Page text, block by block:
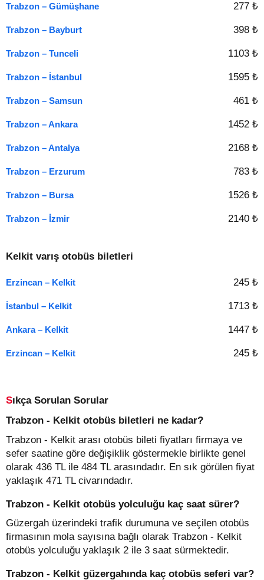
Trabzon – Gümüşhane 277 ₺
Trabzon – Bayburt 398 ₺
Trabzon – Tunceli 1103 ₺
Trabzon – İstanbul 1595 ₺
Trabzon – Samsun 461 ₺
Trabzon – Ankara 1452 ₺
Trabzon – Antalya 2168 ₺
Trabzon – Erzurum 783 ₺
Trabzon – Bursa 1526 ₺
Trabzon – İzmir 2140 ₺
Kelkit varış otobüs biletleri
Erzincan – Kelkit 245 ₺
İstanbul – Kelkit 1713 ₺
Ankara – Kelkit 1447 ₺
Erzincan – Kelkit 245 ₺
Sıkça Sorulan Sorular
Trabzon - Kelkit otobüs biletleri ne kadar?
Trabzon - Kelkit arası otobüs bileti fiyatları firmaya ve
sefer saatine göre değişiklik göstermekle birlikte genel
olarak 436 TL ile 484 TL arasındadır. En sık görülen fiyat
yaklaşık 471 TL civarındadır.
Trabzon - Kelkit otobüs yolculuğu kaç saat sürer?
Güzergah üzerindeki trafik durumuna ve seçilen otobüs
firmasının mola sayısına bağlı olarak Trabzon - Kelkit
otobüs yolculuğu yaklaşık 2 ile 3 saat sürmektedir.
Trabzon - Kelkit güzergahında kaç otobüs seferi var?